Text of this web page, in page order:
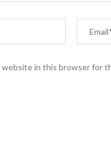
website in this browser for